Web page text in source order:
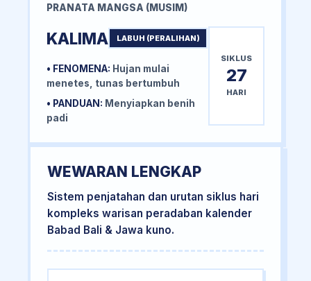
PRANATA MANGSA (MUSIM)
KALIMA LABUH (PERALIHAN)
• FENOMENA: Hujan mulai
menetes, tunas bertumbuh
• PANDUAN: Menyiapkan benih
padi
SIKLUS
27
HARI
WEWARAN LENGKAP
Sistem penjatahan dan urutan siklus hari
kompleks warisan peradaban kalender
Babad Bali & Jawa kuno.